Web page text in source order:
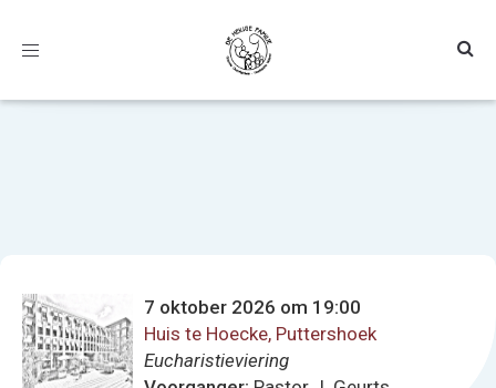
Toggle
7 oktober 2026 om 19:00
Huis te Hoecke, Puttershoek
Eucharistieviering